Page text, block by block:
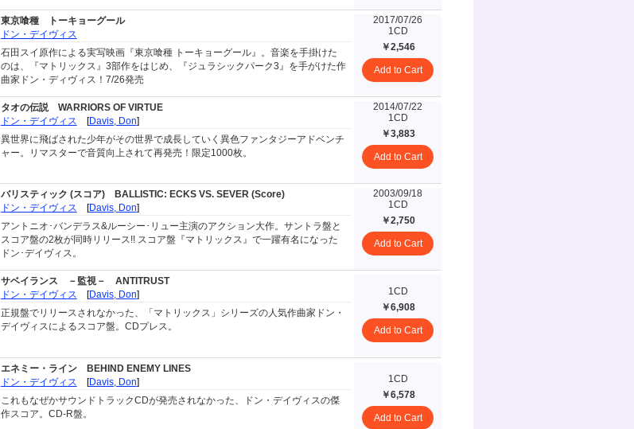
東京喰種 トーキョーグール
ドン・デイヴィス
石田スイ原作による実写映画『東京喰種 トーキョーグール』。音楽を手掛けた
のは、『マトリックス』3部作をはじめ、『ジュラシックパーク3』を手がけた作
曲家ドン・ディヴィス！7/26発売
2017/07/26
1CD
￥2,546
Add to Cart
タオの伝説
WARRIORS OF VIRTUE
ドン・デイヴィス [Davis, Don]
異世界に飛ばされた少年がその世界で成長していく異色ファンタジーアドベンチ
ャー。リマスターで音質向上されて再発売！限定1000枚。
2014/07/22
1CD
￥3,883
Add to Cart
バリスティック (スコア)
BALLISTIC: ECKS VS. SEVER (Score)
ドン・デイヴィス [Davis, Don]
アントニオ･バンデラス&ルーシー･リュー主演のアクション大作。サントラ盤と
スコア盤の2枚が同時リリース!! スコア盤『マトリックス』で一躍有名になった
ドン･デイヴィス。
2003/09/18
1CD
￥2,750
Add to Cart
サベイランス －監視－
ANTITRUST
ドン・デイヴィス [Davis, Don]
正規盤でリリースされなかった、「マトリックス」シリーズの人気作曲家ドン・
デイヴィスによるスコア盤。CDプレス。
1CD
￥6,908
Add to Cart
エネミー・ライン
BEHIND ENEMY LINES
ドン・デイヴィス
[Davis, Don]
これもなぜかサウンドトラックCDが発売されなかった、ドン・デイヴィスの傑
作スコア。CD-R盤。
1CD
￥6,578
Add to Cart